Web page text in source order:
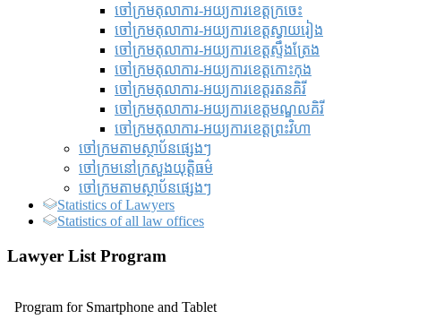
ចៅក្រមតុលាការ-អយ្យការខេត្តក្រចេះ
ចៅក្រមតុលាការ-អយ្យការខេត្តស្វាយរៀង
ចៅក្រមតុលាការ-អយ្យការខេត្តស្ទឹងត្រែង
ចៅក្រមតុលាការ-អយ្យការខេត្តកោះកុង
ចៅក្រមតុលាការ-អយ្យការខេត្តរតនគិរី
ចៅក្រមតុលាការ-អយ្យការខេត្តមណ្ឌលគិរី
ចៅក្រមតុលាការ-អយ្យការខេត្តព្រះវិហា
ចៅក្រមតាមស្ថាប័នផ្សេងៗ
ចៅក្រមនៅក្រសួងយុត្តិធម៌
ចៅក្រមតាមស្ថាប័នផ្សេងៗ
Statistics of Lawyers
Statistics of all law offices
Lawyer List Program
Program for Smartphone and Tablet